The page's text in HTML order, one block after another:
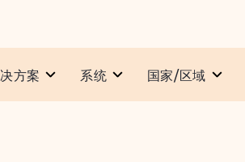
方案 系统​ 国家/区域